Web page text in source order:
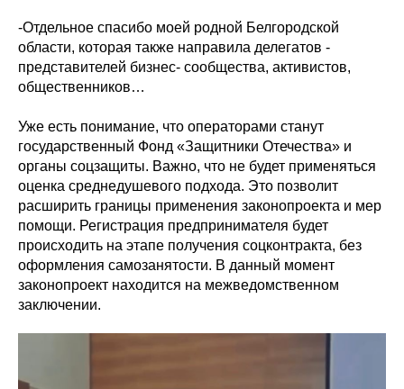
-Отдельное спасибо моей родной Белгородской
области, которая также направила делегатов -
представителей бизнес- сообщества, активистов,
общественников…
Уже есть понимание, что операторами станут
государственный Фонд «Защитники Отечества» и
органы соцзащиты. Важно, что не будет применяться
оценка среднедушевого подхода. Это позволит
расширить границы применения законопроекта и мер
помощи. Регистрация предпринимателя будет
происходить на этапе получения соцконтракта, без
оформления самозанятости. В данный момент
законопроект находится на межведомственном
заключении.